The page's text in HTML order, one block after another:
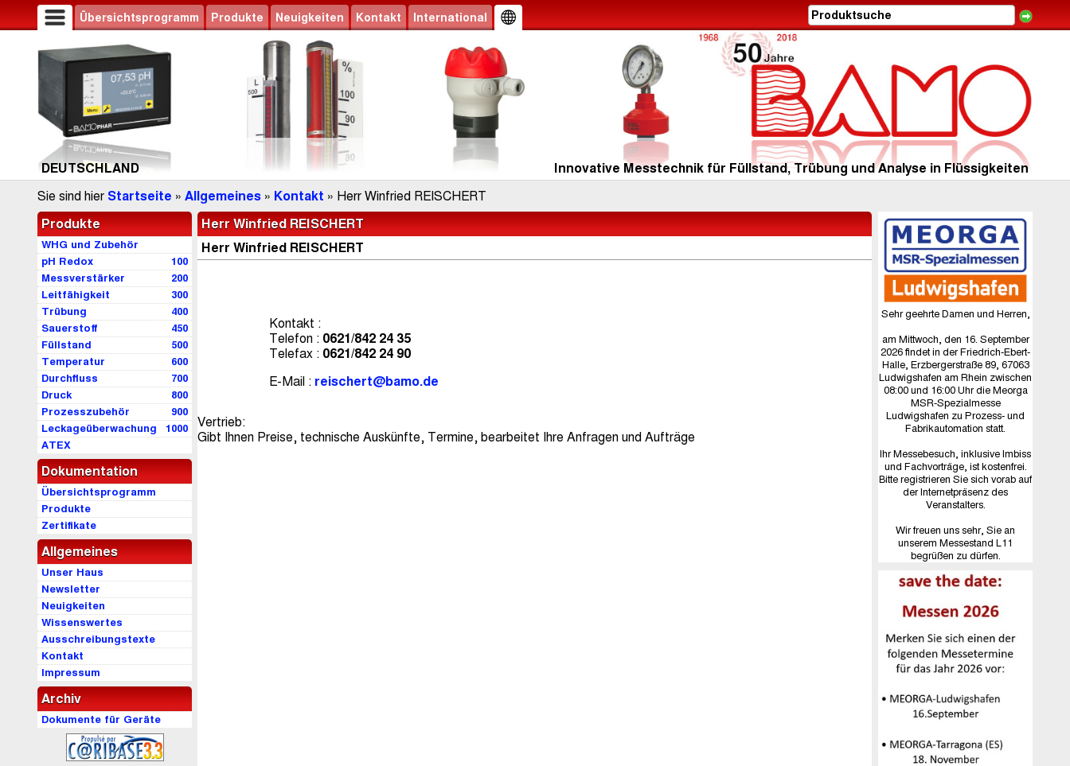
Übersichtsprogramm Produkte Neuigkeiten Kontakt International
DEUTSCHLAND Innovative Messtechnik für Füllstand, Trübung und Analyse in Flüssigkeiten
Sie sind hier Startseite » Allgemeines » Kontakt » Herr Winfried REISCHERT
Produkte
WHG und Zubehör
100
pH Redox
200
Messverstärker
300
Leitfähigkeit
400
Trübung
450
Sauerstoff
500
Füllstand
600
Temperatur
700
Durchfluss
800
Druck
900
Prozesszubehör
1000
Leckageüberwachung
ATEX
Dokumentation
Übersichtsprogramm
Produkte
Zertifikate
Allgemeines
Unser Haus
Newsletter
Neuigkeiten
Wissenswertes
Ausschreibungstexte
Kontakt
Impressum
Archiv
Dokumente für Geräte
Sehr geehrte Damen und Herren,
am Mittwoch, den 16. September
2026 findet in der Friedrich-Ebert-
Halle, Erzbergerstraße 89, 67063
Ludwigshafen am Rhein zwischen
08:00 und 16:00 Uhr die Meorga
MSR-Spezialmesse
Ludwigshafen zu Prozess- und
Fabrikautomation statt.
Ihr Messebesuch, inklusive Imbiss
und Fachvorträge, ist kostenfrei.
Bitte registrieren Sie sich vorab auf
der Internetpräsenz des
Veranstalters.
Wir freuen uns sehr, Sie an
unserem Messestand L11
begrüßen zu dürfen.
Herr Winfried REISCHERT
Herr Winfried REISCHERT
Kontakt :
Telefon : 0621/842 24 35
Telefax : 0621/842 24 90
E-Mail : reischert@bamo.de
Vertrieb:
Gibt Ihnen Preise, technische Auskünfte, Termine, bearbeitet Ihre Anfragen und Aufträge